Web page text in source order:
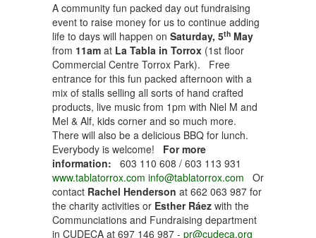
A community fun packed day out fundraising
event to raise money for us to continue adding
life to days will happen on Saturday, 5th May
from 11am at La Tabla in Torrox (1st floor
Commercial Centre Torrox Park). Free
entrance for this fun packed afternoon with a
mix of stalls selling all sorts of hand crafted
products, live music from 1pm with Niel M and
Mel & Alf, kids corner and so much more.
There will also be a delicious BBQ for lunch.
Everybody is welcome! For more
information: 603 110 608 / 603 113 931
www.tablatorrox.com info@tablatorrox.com Or
contact Rachel Henderson at 662 063 987 for
the charity activities or Esther Ráez with the
Communciations and Fundraising department
in CUDECA at 697 146 987 - pr@cudeca.org